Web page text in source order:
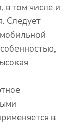
в том числе и
Следует
в